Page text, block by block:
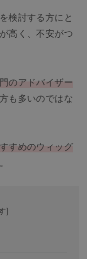
検討する方にと
高く、不安がつ
のアドバイザー
も多いのではな
すめのウィッグ
]